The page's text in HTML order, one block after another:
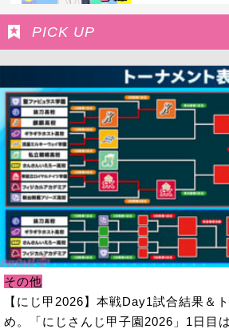
PICK UP
その他
【にじ甲2026】本戦Day1試合結果＆
め。「にじさんじ甲子園2026」1日目